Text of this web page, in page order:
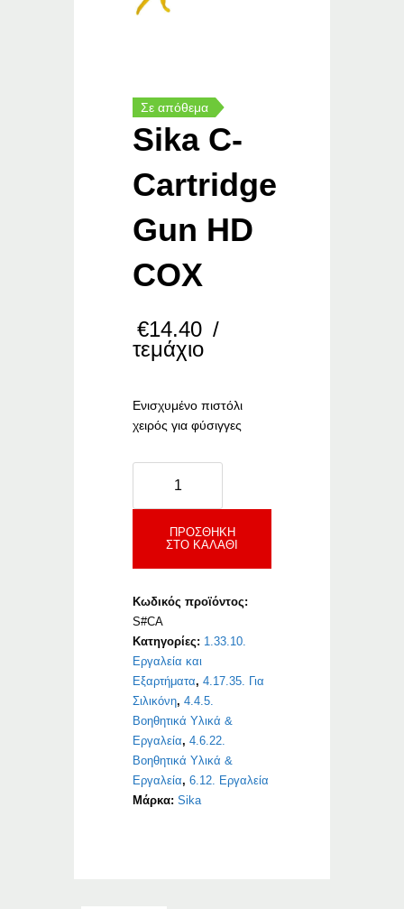
Σε απόθεμα
Sika C-
Cartridge
Gun HD
COX
€14.40 /
τεμάχιο
Ενισχυμένο πιστόλι
χειρός για φύσιγγες
Cartridge
COX
ΠΡΟΣΘΉΚΗ
ΣΤΟ ΚΑΛΆΘΙ
Κωδικός προϊόντος:
S#CA
Κατηγορίες: 1.33.10.
Εργαλεία και
Εξαρτήματα,4.17.35. Για
Σιλικόνη,4.4.5.
Βοηθητικά Υλικά &
Εργαλεία,4.6.22.
Βοηθητικά Υλικά &
Εργαλεία,6.12. Εργαλεία
Μάρκα:Sika